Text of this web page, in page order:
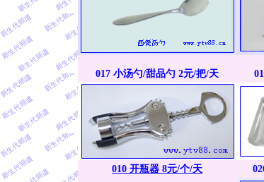
017 小汤勺/甜品勺 2元/把/天
010 开瓶器 8元/个/天